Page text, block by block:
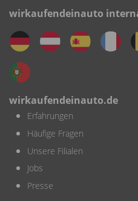
wirkaufendeinauto
wirkaufendeinauto.de
Erfahrungen
Häufige Fragen
Unsere Filialen
Jobs
Presse